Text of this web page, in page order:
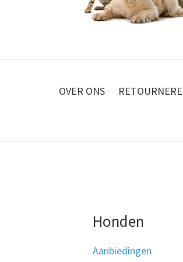
OVER ONS
Honden
Aanbiedingen